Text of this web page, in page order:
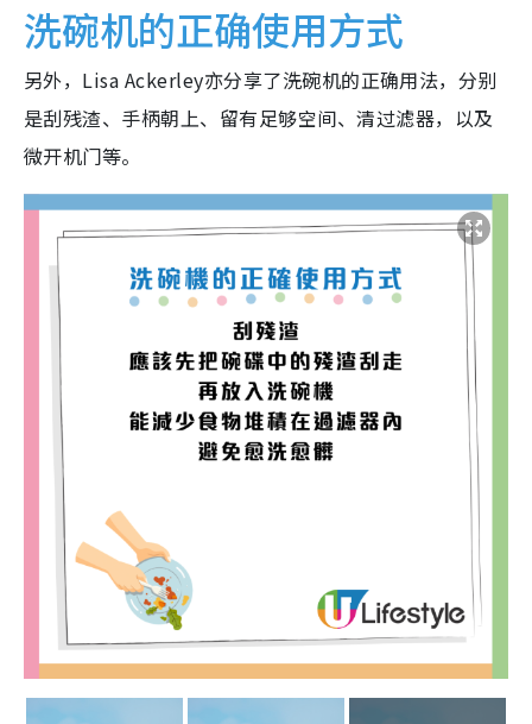
洗碗机的正确使用方式
另外，Lisa Ackerley亦分享了洗碗机的正确用法，分别
是刮残渣、手柄朝上、留有足够空间、清过滤器，以及
微开机门等。